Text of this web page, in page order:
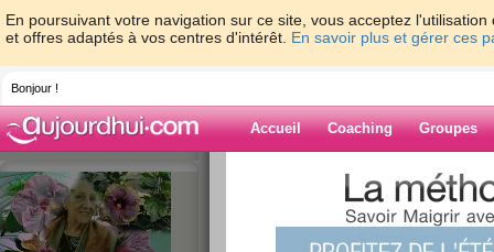
En poursuivant votre navigation sur ce site, vous acceptez
et offres adaptés à vos centres d'intérêt. En savoir plus et gérer ces
Bonjour !
Accueil Coaching Groupes
>
Blog de